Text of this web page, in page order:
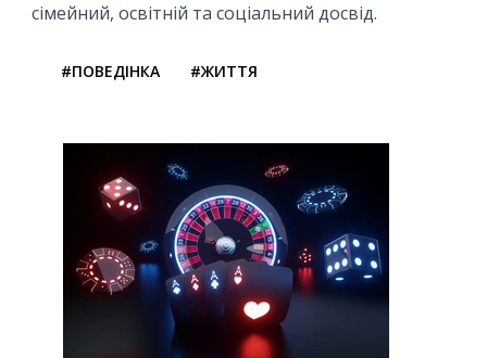
сімейний, освітній та соціальний досвід.
#ПОВЕДІНКА #ЖИТТЯ